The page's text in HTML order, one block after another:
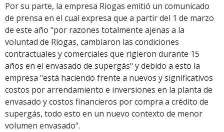
Por su parte, la empresa Riogas emitió un comunicado
de prensa en el cual expresa que a partir del 1 de marzo
de este año "por razones totalmente ajenas a la
voluntad de Riogas, cambiaron las condiciones
contractuales y comerciales que rigieron durante 15
años en el envasado de supergás" y debido a esto la
empresa "está haciendo frente a nuevos y significativos
costos por arrendamiento e inversiones en la planta de
envasado y costos financieros por compra a crédito de
supergás, todo esto en un nuevo contexto de menor
volumen envasado".